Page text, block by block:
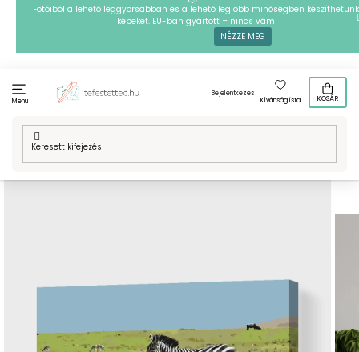
Ugrás
tartalomhoz
Fotóiból a lehető leggyorsabban és a lehető legjobb minőségben készíthetünk
képeket. EU-ban gyártott = nincs vám
NÉZZE MEG
Menü
Bejelentkezés
Kívánságlista
KOSÁR
Kezdőlap
/ Technikák / Festés számok szerint / Festés számok
szerint - Serengeti Nemzeti Park 2